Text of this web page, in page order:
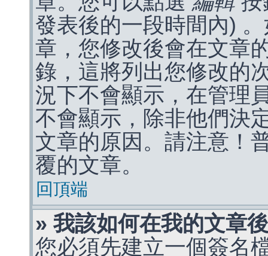
發表後的一段時間內)
章，您修改後會在文章
錄，這將列出您修改的
況下不會顯示，在管理
不會顯示，除非他們決
文章的原因。請注意！
覆的文章。
回頂端
» 我該如何在我的文章
您必須先建立一個簽名